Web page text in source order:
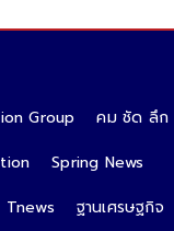
Group
คม ชัด ลึก
Spring News
Tnews ฐานเศรษฐกิจ